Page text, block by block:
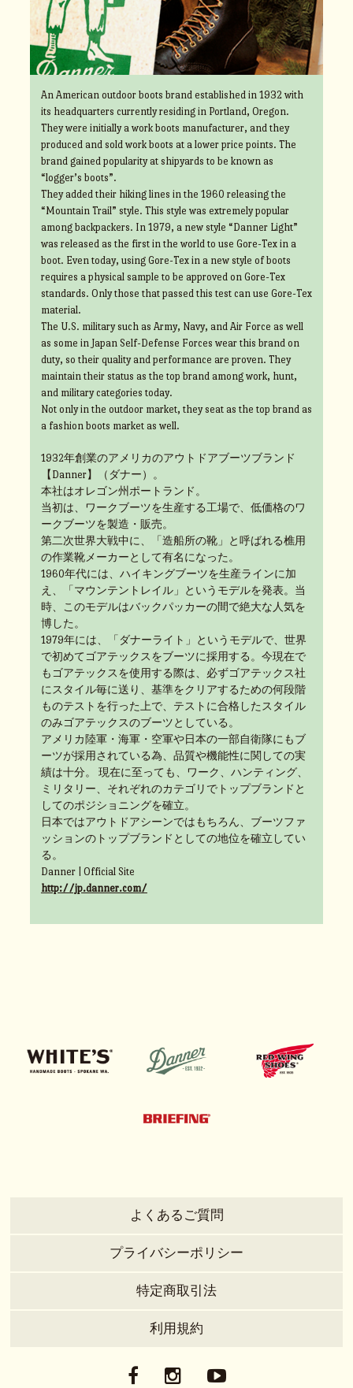
An American outdoor boots brand established in 1932 with
its headquarters currently residing in Portland, Oregon.
They were initially a work boots manufacturer, and they
produced and sold work boots at a lower price points. The
brand gained popularity at shipyards to be known as
“logger’s boots”.
They added their hiking lines in the 1960 releasing the
“Mountain Trail” style. This style was extremely popular
among backpackers. In 1979, a new style “Danner Light”
was released as the first in the world to use Gore-Tex in a
boot. Even today, using Gore-Tex in a new style of boots
requires a physical sample to be approved on Gore-Tex
standards. Only those that passed this test can use Gore-Tex
material.
The U.S. military such as Army, Navy, and Air Force as well
as some in Japan Self-Defense Forces wear this brand on
duty, so their quality and performance are proven. They
maintain their status as the top brand among work, hunt,
and military categories today.
Not only in the outdoor market, they seat as the top brand as
a fashion boots market as well.
1932年創業のアメリカのアウトドアブーツブランド
【Danner】（ダナー）。
本社はオレゴン州ポートランド。
当初は、ワークブーツを生産する工場で、低価格のワ
ークブーツを製造・販売。
第二次世界大戦中に、「造船所の靴」と呼ばれる樵用
の作業靴メーカーとして有名になった。
1960年代には、ハイキングブーツを生産ラインに加
え、「マウンテントレイル」というモデルを発表。当
時、このモデルはバックパッカーの間で絶大な人気を
博した。
1979年には、「ダナーライト」というモデルで、世界
で初めてゴアテックスをブーツに採用する。今現在で
もゴアテックスを使用する際は、必ずゴアテックス社
にスタイル毎に送り、基準をクリアするための何段階
ものテストを行った上で、テストに合格したスタイル
のみゴアテックスのブーツとしている。
アメリカ陸軍・海軍・空軍や日本の一部自衛隊にもブ
ーツが採用されている為、品質や機能性に関しての実
績は十分。 現在に至っても、ワーク、ハンティング、
ミリタリー、それぞれのカテゴリでトップブランドと
してのポジショニングを確立。
日本ではアウトドアシーンではもちろん、ブーツファ
ッションのトップブランドとしての地位を確立してい
る。
Danner | Official Site
http://jp.danner.com/
よくあるご質問
プライバシーポリシー
特定商取引法
利用規約